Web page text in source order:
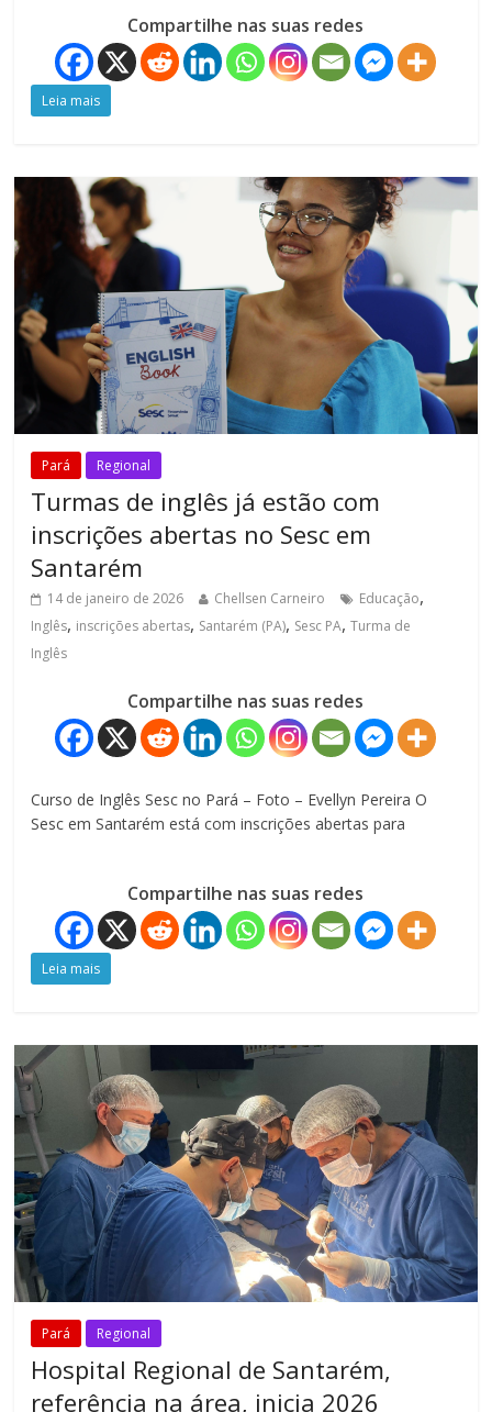
Compartilhe nas suas redes
Leia mais
Pará Regional
Turmas de inglês já estão com
inscrições abertas no Sesc em
Santarém
14 de janeiro de 2026 Chellsen Carneiro Educação,
Inglês, inscrições abertas, Santarém (PA), Sesc PA,Turma de
Inglês
Compartilhe nas suas redes
Curso de Inglês Sesc no Pará – Foto – Evellyn Pereira O
Sesc em Santarém está com inscrições abertas para
Compartilhe nas suas redes
Leia mais
Pará Regional
Hospital Regional de Santarém,
referência na área, inicia 2026